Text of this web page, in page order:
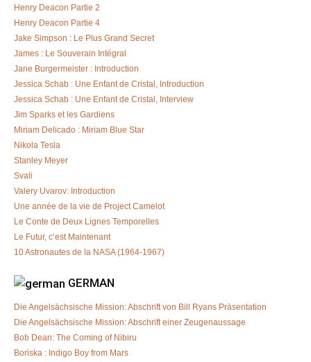
Henry Deacon Partie 2
Henry Deacon Partie 4
Jake Simpson : Le Plus Grand Secret
James : Le Souverain Intégral
Jane Burgermeister : Introduction
Jessica Schab : Une Enfant de Cristal, Introduction
Jessica Schab : Une Enfant de Cristal, Interview
Jim Sparks et les Gardiens
Miriam Delicado : Miriam Blue Star
Nikola Tesla
Stanley Meyer
Svali
Valery Uvarov: Introduction
Une année de la vie de Project Camelot
Le Conte de Deux Lignes Temporelles
Le Futur, c’est Maintenant
10 Astronautes de la NASA (1964-1967)
GERMAN
Die Angelsächsische Mission: Abschrift von Bill Ryans Präsentation
Die Angelsächsische Mission: Abschrift einer Zeugenaussage
Bob Dean: The Coming of Nibiru
Boriska : Indigo Boy from Mars